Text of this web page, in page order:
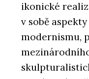
ikonické
v sobě
modernismu,